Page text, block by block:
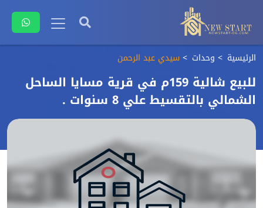
الرئيسية وحدات سيدي عبد الرحمن
للبيع شالية 159م في قرية مسايا الساحل
الشمالي بالتقسيط علي 8 سنوات .